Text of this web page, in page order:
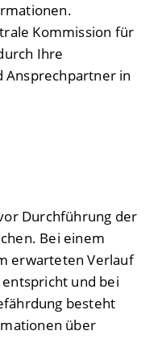
Kommission für
Ihre
in
Durchführung der
Bei einem
erwarteten Verlauf
und bei
besteht
über